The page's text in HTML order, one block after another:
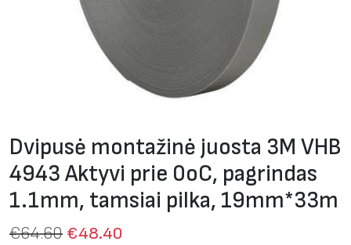
Dvipusė montažinė juosta 3M VHB
4943 Aktyvi prie 0оС, pagrindas
1.1mm, tamsiai pilka, 19mm*33m
€64.60 €48.40